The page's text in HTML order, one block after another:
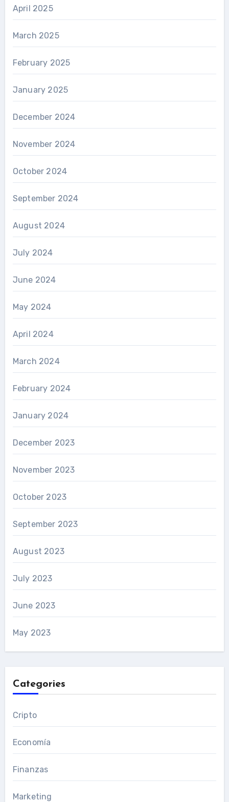
April 2025
March 2025
February 2025
January 2025
December 2024
November 2024
October 2024
September 2024
August 2024
July 2024
June 2024
May 2024
April 2024
March 2024
February 2024
January 2024
December 2023
November 2023
October 2023
September 2023
August 2023
July 2023
June 2023
May 2023
Categories
Cripto
Economía
Finanzas
Marketing